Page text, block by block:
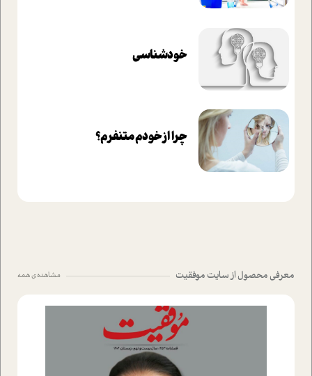
خودشناسی
چرا از خودم متنفرم؟
معرفی محصول از سایت موفقیت مشاهده ی همه